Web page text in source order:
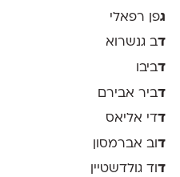
גפן רפאלי
דב גנשרוא
דביבו
דביר אבירם
דדי אליאס
דוב אברמסון
דוד גולדשטיין